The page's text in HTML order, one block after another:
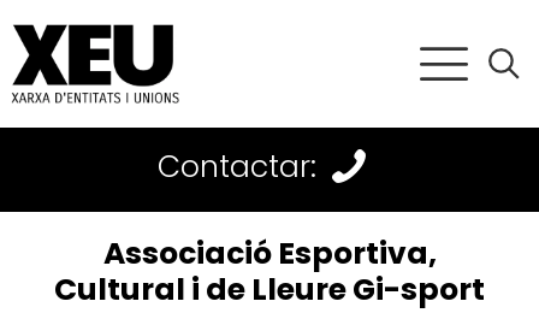
Contactar:
Associació Esportiva,
Cultural i de Lleure Gi-sport